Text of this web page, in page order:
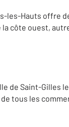
les-Hauts offre
la côte ouest,
de Saint-Gilles
de tous les